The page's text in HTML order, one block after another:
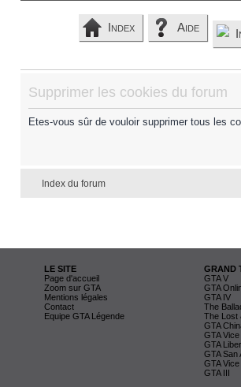
Index Aide
Supprimer les cookies du forum
Etes-vous sûr de vouloir supprimer tous les
Index du forum
LE SITE
Page d'accueil
Zoom sur GTA
Mentions légales
Contact
Equipe GTA Légende
GRAND
GTA V
GTA
GTA IV
The
The Lost
GTA
GTA
GTA
GTA San
GTA
GTA III